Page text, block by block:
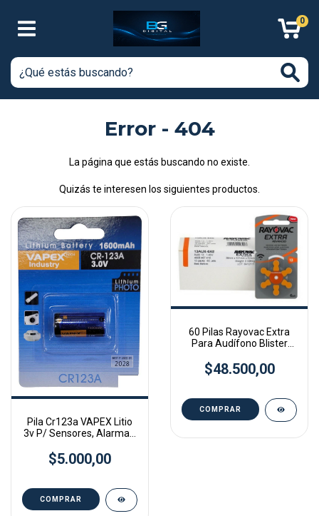
0
Error - 404
La página que estás buscando no existe.
Quizás te interesen los siguientes productos.
Pila Cr123a VAPEX Litio
3v P/ Sensores, Alarmas,
$5.000,00
60 Pilas Rayovac Extra
Para Audífono Blister
$48.500,00